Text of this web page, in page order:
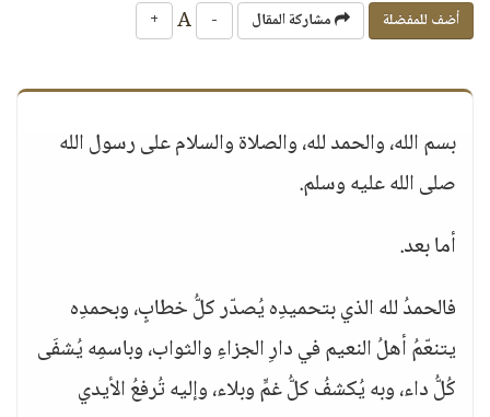
أضف للمفضلة مشاركة المقال -
+
بسم الله، والحمد لله، والصلاة والسلام على رسول الله
صلى الله عليه وسلم.
أما بعد.
فالحمدُ لله الذي بتحميدِه يُصدّر كلُّ خطابٍ، وبحمدِه
يتنعّمُ أهلُ النعيم في دارِ الجزاءِ والثواب، وباسمِه يُشفَى
كُلُّ داء، وبه يُكشفُ كلُّ غمٍّ وبلاء، وإليه تُرفعُ الأيدي